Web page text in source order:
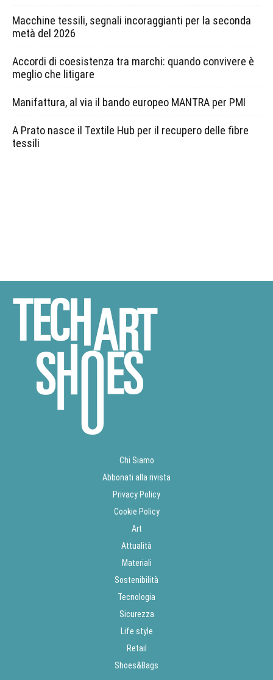
Macchine tessili, segnali incoraggianti per la seconda
metà del 2026
Accordi di coesistenza tra marchi: quando convivere è
meglio che litigare
Manifattura, al via il bando europeo MANTRA per PMI
A Prato nasce il Textile Hub per il recupero delle fibre
tessili
Chi Siamo
Abbonati alla rivista
Privacy Policy
Cookie Policy
Art
Attualità
Materiali
Sostenibilità
Tecnologia
Sicurezza
Life style
Retail
Shoes&Bags